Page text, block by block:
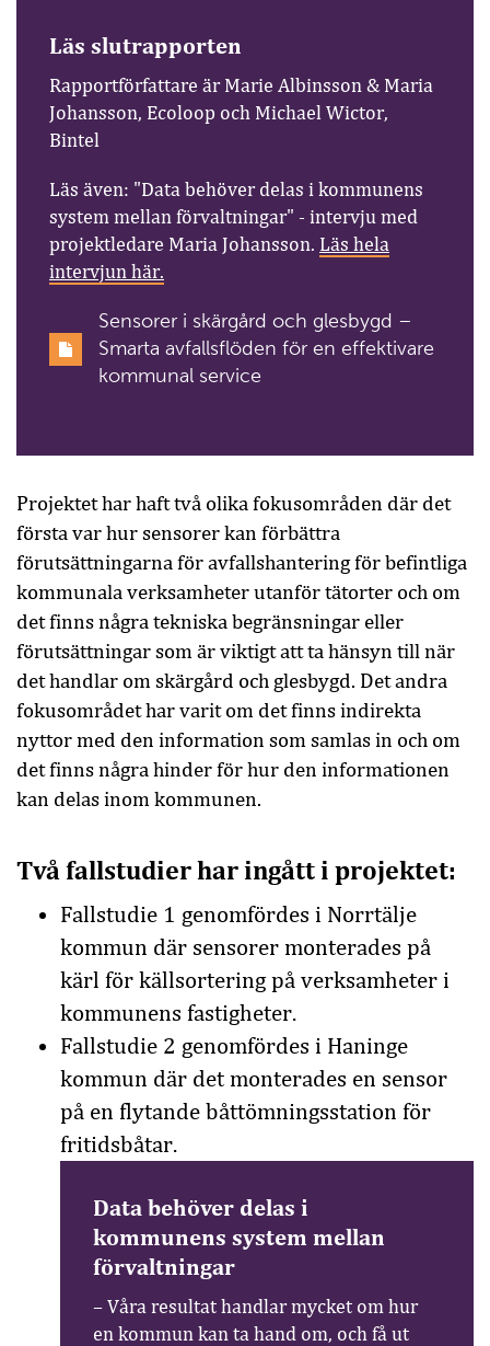
Läs slutrapporten
Rapportförfattare är Marie Albinsson & Maria
Johansson, Ecoloop och Michael Wictor,
Bintel
Läs även: "Data behöver delas i kommunens
system mellan förvaltningar" - intervju med
projektledare Maria Johansson. Läs hela
intervjun här.
Sensorer i skärgård och glesbygd –
Smarta avfallsflöden för en effektivare
kommunal service
Projektet har haft två olika fokusområden där det
första var hur sensorer kan förbättra
förutsättningarna för avfallshantering för befintliga
kommunala verksamheter utanför tätorter och om
det finns några tekniska begränsningar eller
förutsättningar som är viktigt att ta hänsyn till när
det handlar om skärgård och glesbygd. Det andra
fokusområdet har varit om det finns indirekta
nyttor med den information som samlas in och om
det finns några hinder för hur den informationen
kan delas inom kommunen.
Två fallstudier har ingått i projektet:
Fallstudie 1 genomfördes i Norrtälje
kommun där sensorer monterades på
kärl för källsortering på verksamheter i
kommunens fastigheter.
Fallstudie 2 genomfördes i Haninge
kommun där det monterades en sensor
på en flytande båttömningsstation för
fritidsbåtar.
Data behöver delas i
kommunens system mellan
förvaltningar
– Våra resultat handlar mycket om hur
en kommun kan ta hand om, och få ut